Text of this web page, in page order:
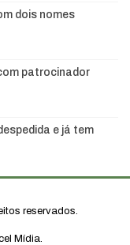
dois nomes
patrocinador
e já tem
reservados.
Mídia.